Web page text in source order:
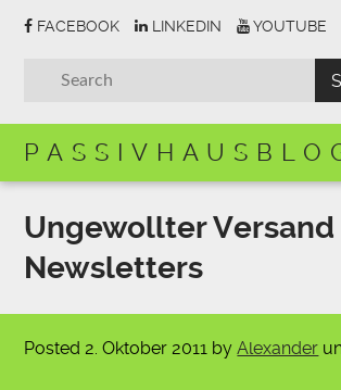
FACEBOOK LINKEDIN YOUTUBE
Ungewollter Versand
Newsletters
Posted2. Oktober 2011 byAlexander